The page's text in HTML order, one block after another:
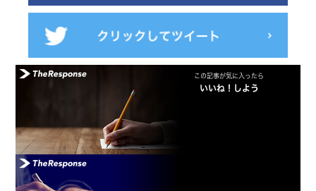
この記事が気に入ったら
いいね！しよう